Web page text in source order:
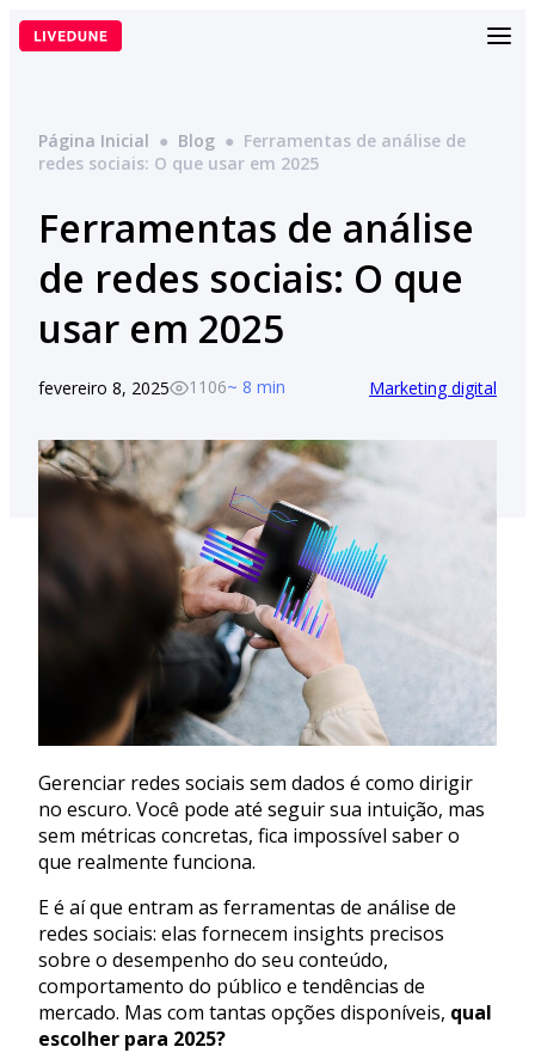
Pular
para
Página Inicial ● Blog ● Ferramentas de análise de
redes sociais: O que usar em 2025
Ferramentas de análise
de redes sociais: O que
usar em 2025
fevereiro 8, 2025 1106~ 8 min Marketing digital
Gerenciar redes sociais sem dados é como dirigir
no escuro. Você pode até seguir sua intuição, mas
sem métricas concretas, fica impossível saber o
que realmente funciona.
E é aí que entram as ferramentas de análise de
redes sociais: elas fornecem insights precisos
sobre o desempenho do seu conteúdo,
comportamento do público e tendências de
mercado. Mas com tantas opções disponíveis, qual
escolher para 2025?